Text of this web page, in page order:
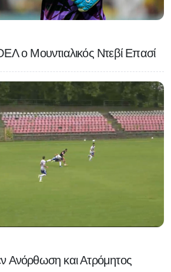
ο Μουντιαλικός Ντεβί Επασί
Ανόρθωση και Ατρόμητος